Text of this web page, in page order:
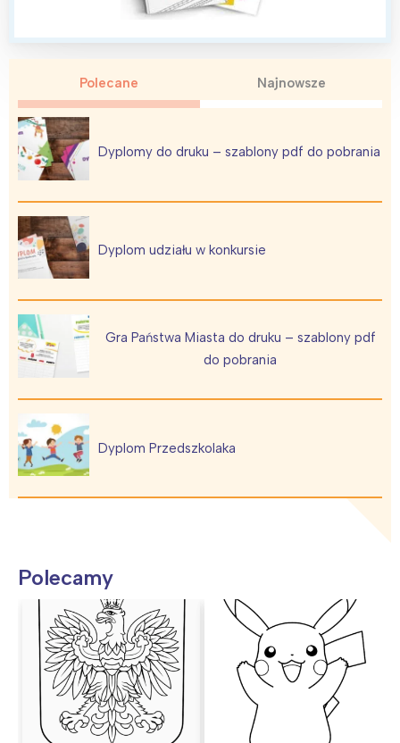
Polecane Najnowsze
Dyplomy do druku – szablony pdf do pobrania
Dyplom udziału w konkursie
Gra Państwa Miasta do druku – szablony pdf
do pobrania
Dyplom Przedszkolaka
Polecamy
Interesują mnie wydarzenia z
Warszawa
Łódź
Trójmiasto
Poznań
Kraków
Wybieram